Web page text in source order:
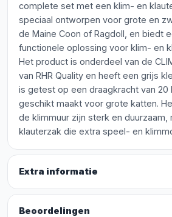
complete set met een klim- en
speciaal ontworpen voor grote en
de Maine Coon of Ragdoll, en biedt
functionele oplossing voor klim- en
Het product is onderdeel van de
van RHR Quality en heeft een grijs
is getest op een draagkracht van
geschikt maakt voor grote katten.
de klimmuur zijn sterk en duurzaam,
klauterzak die extra speel- en
Extra informatie
Beoordelingen